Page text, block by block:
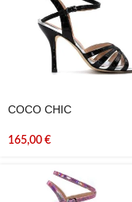
COCO CHIC
165,00 €